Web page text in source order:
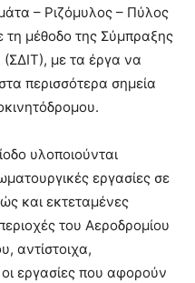
– Ριζόμυλος – Πύλος
τη μέθοδο της Σύμπραξης
(ΣΔΙΤ), με τα έργα να
περισσότερα σημεία
υλοποιούνται
εργασίες σε
και εκτεταμένες
του Αεροδρομίου
αντίστοιχα,
εργασίες που αφορούν